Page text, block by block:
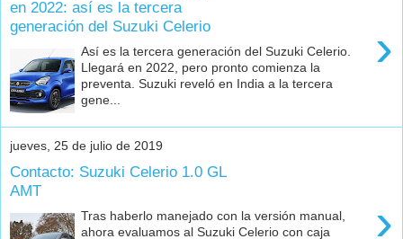
en 2022: así es la tercera
generación del Suzuki Celerio
›
Así es la tercera generación del Suzuki Celerio.
Llegará en 2022, pero pronto comienza la
preventa. Suzuki reveló en India a la tercera
gene...
jueves, 25 de julio de 2019
Contacto: Suzuki Celerio 1.0 GL
AMT
›
Tras haberlo manejado con la versión manual,
ahora evaluamos al Suzuki Celerio con caja